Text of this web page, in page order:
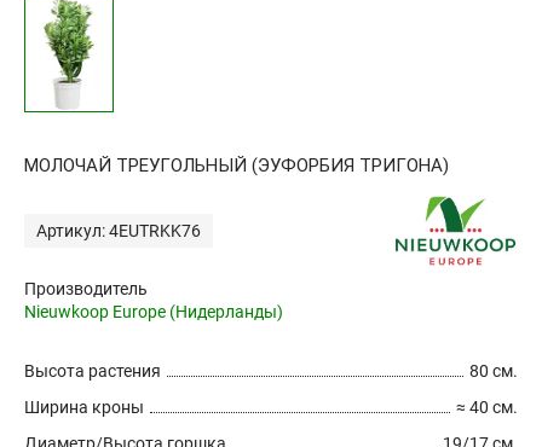
МОЛОЧАЙ ТРЕУГОЛЬНЫЙ (ЭУФОРБИЯ ТРИГОНА)
Артикул: 4EUTRKK76
Производитель
Nieuwkoop Europe (Нидерланды)
80 см.
Высота растения
≈ 40 см.
Ширина кроны
19/17 см.
Диаметр/Высота горшка